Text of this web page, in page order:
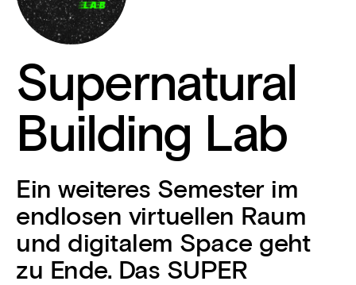
Supernatural
Building Lab
Ein weiteres Semester im
endlosen virtuellen Raum
und digitalem Space geht
zu Ende. Das SUPER